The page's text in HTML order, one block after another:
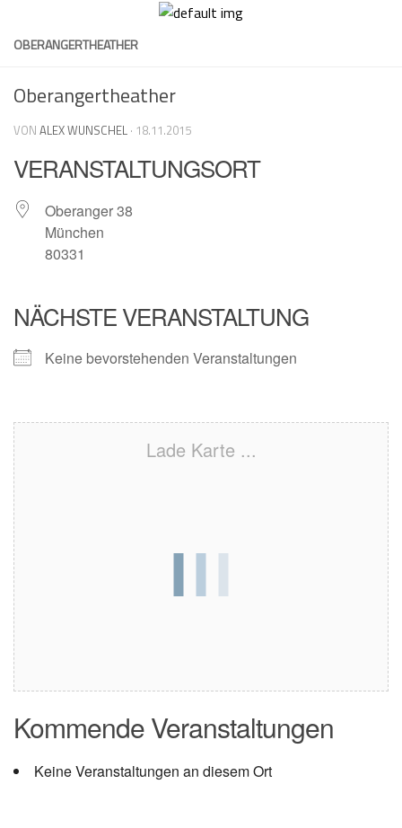
content
OBERANGERTHEATHER
Oberangertheather
VON ALEX WUNSCHEL · 18.11.2015
VERANSTALTUNGSORT
Oberanger 38
München
80331
NÄCHSTE VERANSTALTUNG
Keine bevorstehenden Veranstaltungen
Lade Karte ...
Kommende Veranstaltungen
Keine Veranstaltungen an diesem Ort